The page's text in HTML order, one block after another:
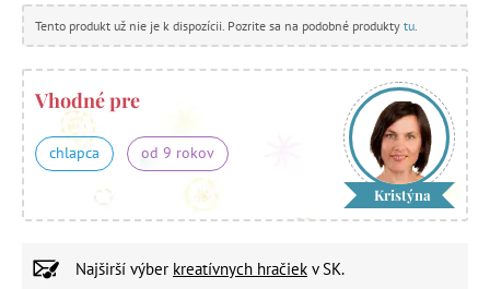
Tento produkt už nie je k dispozícii. Pozrite sa na podobné produkty tu
Vhodné pre
chlapca od 9 rokov
Kristýna
Najširší výber kreatívnych hračiek v SK.